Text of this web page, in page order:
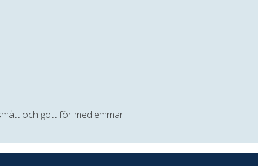
och gott för medlemmar.